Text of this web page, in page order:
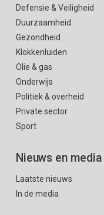
Defensie & Veiligheid
Duurzaamheid
Gezondheid
Klokkenluiden
Olie & gas
Onderwijs
Politiek & overheid
Private sector
Sport
Nieuws en media
Laatste nieuws
In de media